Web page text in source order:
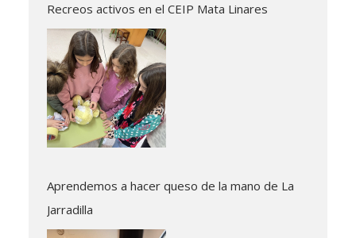
Recreos activos en el CEIP Mata Linares
Aprendemos a hacer queso de la mano de La
Jarradilla